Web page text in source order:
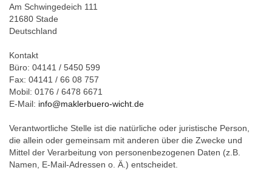
Am Schwingedeich 111
21680 Stade
Deutschland
Kontakt
Büro: 04141 / 5450 599
Fax: 04141 / 66 08 757
Mobil: 0176 / 6478 6671
E-Mail: info@maklerbuero-wicht.de
Verantwortliche Stelle ist die natürliche oder juristische Person,
die allein oder gemeinsam mit anderen über die Zwecke und
Mittel der Verarbeitung von personenbezogenen Daten (z.B.
Namen, E-Mail-Adressen o. Ä.) entscheidet.